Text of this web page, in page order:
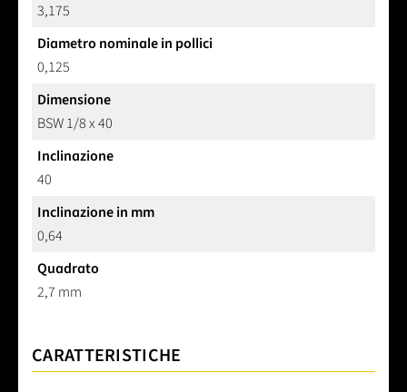
3,175
Diametro nominale in pollici
0,125
Dimensione
BSW 1/8 x 40
Inclinazione
40
Inclinazione in mm
0,64
Quadrato
2,7 mm
CARATTERISTICHE